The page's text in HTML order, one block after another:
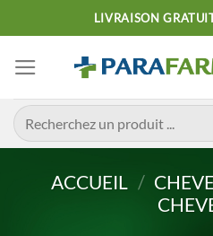
au
contenu
LIVRAISON
Recherche
pour :
ACCUEIL /